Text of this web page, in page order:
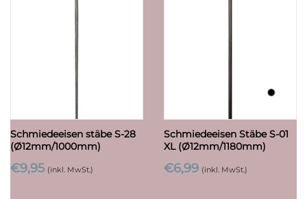
Schmiedeeisen stäbe S-28
(Ø12mm/1000mm)
€9,95 (inkl. MwSt.)
Schmiedeeisen Stäbe S-01
XL (Ø12mm/1180mm)
€6,99 (inkl. MwSt.)